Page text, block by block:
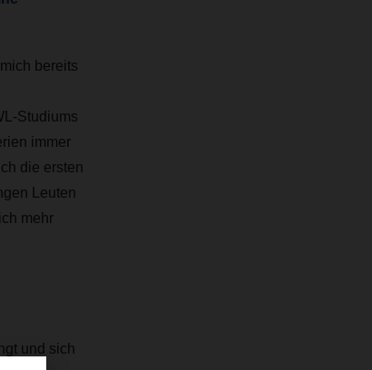
bereits
Studiums
immer
die ersten
Leuten
mehr
und sich